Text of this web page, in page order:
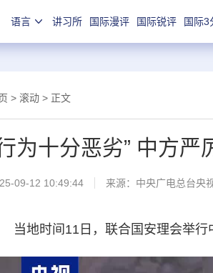
语言 讲习所 国际漫评 国际锐评 国际3
> 滚动 > 正文
为十分恶劣” 中方
09-12 10:49:44 来源： 中央广电总台央
地时间11日，联合国安理会举行